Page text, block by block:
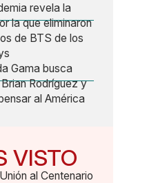
revela la
la que eliminaron
de BTS de los
Gama busca
Rodríguez y
al América
VISTO
al Centenario